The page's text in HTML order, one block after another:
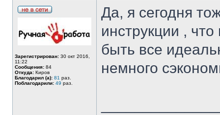
Зарегистрирован: 30 окт 2016,
11:22
Сообщения: 84
Откуда: Киров
Благодарил (а): 81 раз.
Поблагодарили: 49 раз.
Да, я сегодня
инструкции ,
быть все
немного